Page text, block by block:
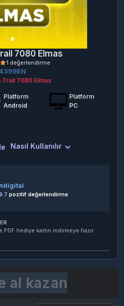
7080 Elmas
1 değerlendirme
Trail 7080 Elmas
Platform
Android
Platform
PC
Nasıl Kullanılır
pozitif değerlendirme
PDF hediye kartın indirmeye hazır
al kazan